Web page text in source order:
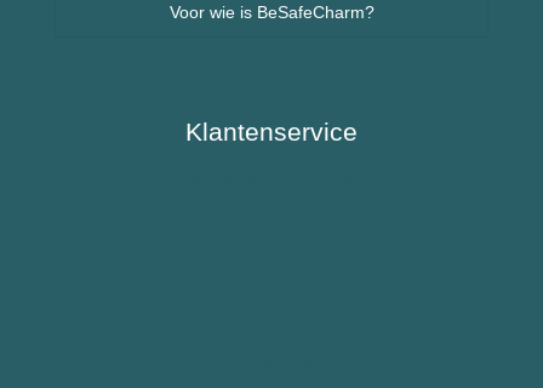
Nieuws uit Spanje
Voor wie is BeSafeCharm?
Diabetes / Suikerziekte
Klantenservice